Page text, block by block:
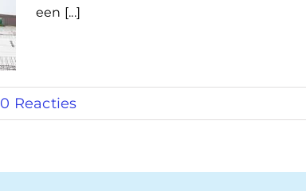
een [...]
0 Reacties